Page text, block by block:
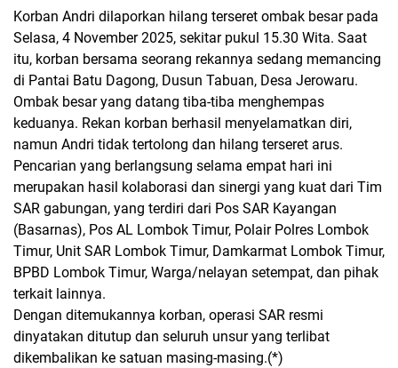
Korban Andri dilaporkan hilang terseret ombak besar pada
Selasa, 4 November 2025, sekitar pukul 15.30 Wita. Saat
itu, korban bersama seorang rekannya sedang memancing
di Pantai Batu Dagong, Dusun Tabuan, Desa Jerowaru.
Ombak besar yang datang tiba-tiba menghempas
keduanya. Rekan korban berhasil menyelamatkan diri,
namun Andri tidak tertolong dan hilang terseret arus.
Pencarian yang berlangsung selama empat hari ini
merupakan hasil kolaborasi dan sinergi yang kuat dari Tim
SAR gabungan, yang terdiri dari Pos SAR Kayangan
(Basarnas), Pos AL Lombok Timur, Polair Polres Lombok
Timur, Unit SAR Lombok Timur, Damkarmat Lombok Timur,
BPBD Lombok Timur, Warga/nelayan setempat, dan pihak
terkait lainnya.
Dengan ditemukannya korban, operasi SAR resmi
dinyatakan ditutup dan seluruh unsur yang terlibat
dikembalikan ke satuan masing-masing.(*)